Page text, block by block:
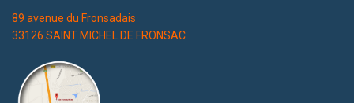
89 avenue du Fronsadais
33126 SAINT MICHEL DE FRONSAC